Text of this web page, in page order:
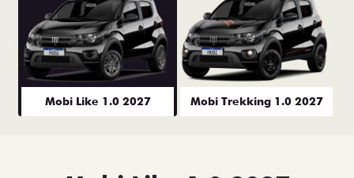
Mobi Like 1.0 2027 Mobi Trekking 1.0 2027